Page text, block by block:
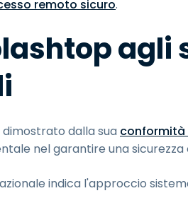
remoto sicuro.
agli
dimostrato dalla sua conformità
nel garantire una
indica l'approccio